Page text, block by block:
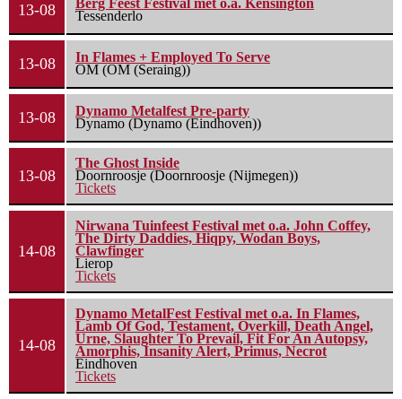
13-08
Berg Feest Festival met o.a. Kensington
Tessenderlo
13-08
In Flames + Employed To Serve
OM (OM (Seraing))
13-08
Dynamo Metalfest Pre-party
Dynamo (Dynamo (Eindhoven))
13-08
The Ghost Inside
Doornroosje (Doornroosje (Nijmegen))
Tickets
14-08
Nirwana Tuinfeest Festival met o.a. John Coffey,
The Dirty Daddies, Hiqpy, Wodan Boys,
Clawfinger
Lierop
Tickets
14-08
Dynamo MetalFest Festival met o.a. In Flames,
Lamb Of God, Testament, Overkill, Death Angel,
Urne, Slaughter To Prevail, Fit For An Autopsy,
Amorphis, Insanity Alert, Primus, Necrot
Eindhoven
Tickets